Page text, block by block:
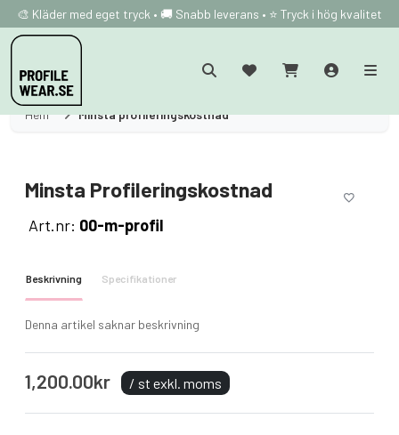
🎨 Kläder med eget tryck • 🚚 Snabb leverans • ⭐ Tryck i hög kvalitet
Hem Minsta profileringskostnad
Minsta Profileringskostnad
Art.nr: 00-m-profil
Beskrivning Specifikationer
Denna artikel saknar beskrivning
1,200.00kr / st exkl. moms